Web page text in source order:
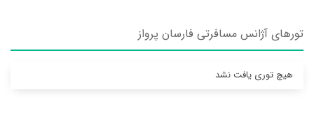
تورهای آژانس مسافرتی فارسان پرواز
هیچ توری یافت نشد